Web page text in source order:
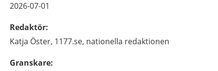
2026-07-01
Redaktör:
Katja Öster, 1177.se, nationella redaktionen
Granskare: